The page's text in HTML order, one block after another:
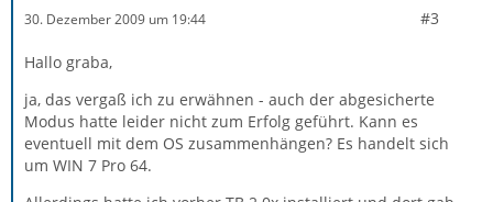
30. Dezember 2009 um 19:44 #3
Hallo graba,
ja, das vergaß ich zu erwähnen - auch der abgesicherte
Modus hatte leider nicht zum Erfolg geführt. Kann es
eventuell mit dem OS zusammenhängen? Es handelt sich
um WIN 7 Pro 64.